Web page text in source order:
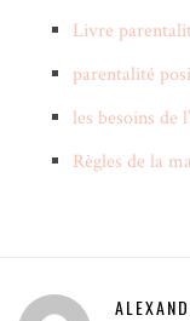
Livre
parentalité
les besoins de
Règles de la